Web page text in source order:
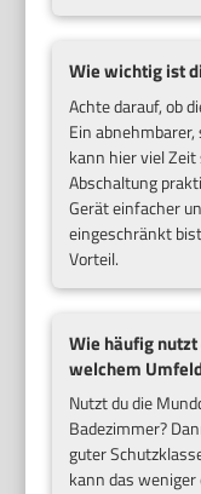
Wie wichtig ist
Achte darauf, ob
Ein
kann hier viel
Abschaltung
Gerät einfacher
eingeschränkt
Vorteil.
Wie häufig
welchem
Nutzt du die
Badezimmer?
guter
kann das